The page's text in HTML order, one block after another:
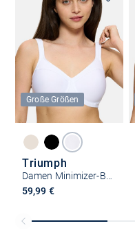
Große Größen
Triumph
59,99 €